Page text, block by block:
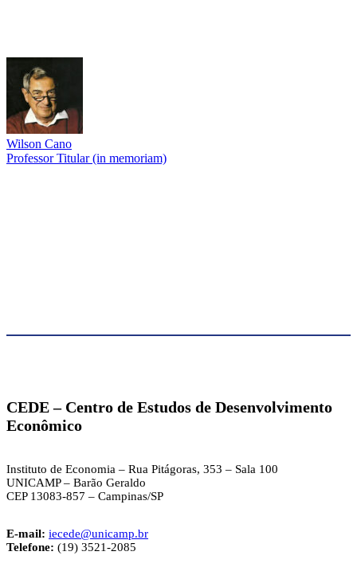
Wilson Cano
Professor Titular (in memoriam)
CEDE – Centro de Estudos de Desenvolvimento
Econômico
Instituto de Economia – Rua Pitágoras, 353 – Sala 100
UNICAMP – Barão Geraldo
CEP 13083-857 – Campinas/SP
E-mail: iecede@unicamp.br
Telefone: (19) 3521-2085